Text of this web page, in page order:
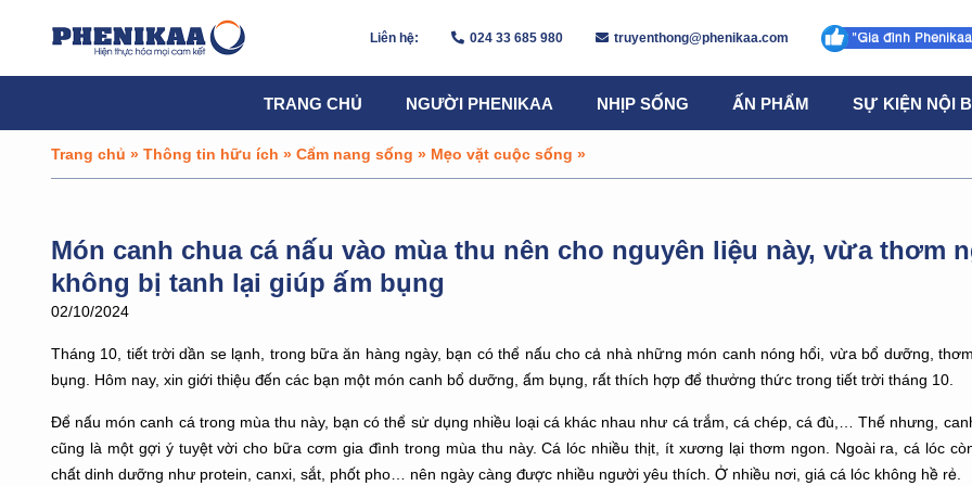
Liên hệ: 024 33 685 980 truyenthong@phenikaa.com
TRANG CHỦ NGƯỜI PHENIKAA NHỊP SỐNG ẤN PHẨM SỰ KIỆN NỘI
Trang chủ » Thông tin hữu ích » Cẩm nang sống » Mẹo vặt cuộc sống »
Món canh chua cá nấu vào mùa thu nên cho nguyên liệu này, vừa thơm
không bị tanh lại giúp ấm bụng
02/10/2024
Tháng 10, tiết trời dần se lạnh, trong bữa ăn hàng ngày, bạn có thể nấu cho cả nhà những món canh nóng hổi, vừa bổ dưỡng,
bụng. Hôm nay, xin giới thiệu đến các bạn một món canh bổ dưỡng, ấm bụng, rất thích hợp để thưởng thức trong tiết trời tháng 10.
Để nấu món canh cá trong mùa thu này, bạn có thể sử dụng nhiều loại cá khác nhau như cá trắm, cá chép, cá đù,… Thế nhưng,
cũng là một gợi ý tuyệt vời cho bữa cơm gia đình trong mùa thu này. Cá lóc nhiều thịt, ít xương lại thơm ngon. Ngoài ra, cá lóc
chất dinh dưỡng như protein, canxi, sắt, phốt pho… nên ngày càng được nhiều người yêu thích. Ở nhiều nơi, giá cá lóc không hề rẻ.